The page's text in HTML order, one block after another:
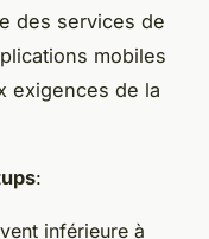
des services de
mobiles
exigences de la
:
inférieure à